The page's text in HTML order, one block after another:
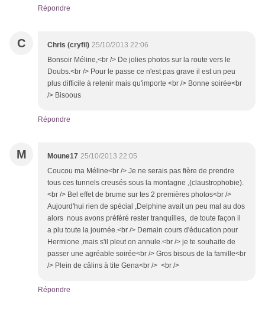
Répondre
C Chris (cryfil) 25/10/2013 22:06
Bonsoir Méline,<br /> De jolies photos sur la route vers le
Doubs.<br /> Pour le passe ce n'est pas grave il est un peu
plus difficile à retenir mais qu'importe <br /> Bonne soirée<br
/> Bisoous
Répondre
M Moune17 25/10/2013 22:05
Coucou ma Méline<br /> Je ne serais pas fière de prendre
tous ces tunnels creusés sous la montagne ,(claustrophobie).
<br /> Bel effet de brume sur tes 2 premières photos<br />
Aujourd'hui rien de spécial ,Delphine avait un peu mal au dos
alors nous avons préféré rester tranquilles, de toute façon il
a plu toute la journée.<br /> Demain cours d'éducation pour
Hermione ,mais s'il pleut on annule.<br /> je te souhaite de
passer une agréable soirée<br /> Gros bisous de la famille<br
/> Plein de câlins à tite Gena<br /> <br />
Répondre